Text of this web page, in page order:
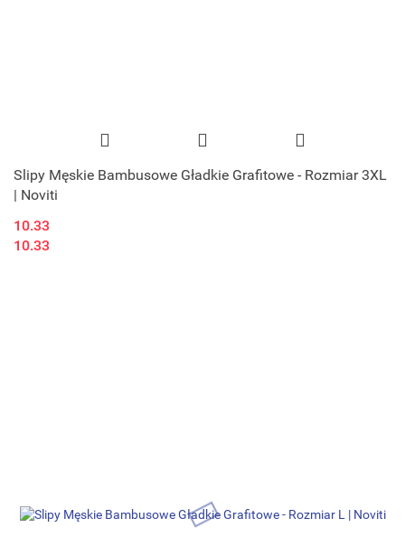
Slipy Męskie Bambusowe Gładkie Grafitowe - Rozmiar 3XL
| Noviti
10.33
10.33